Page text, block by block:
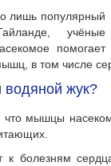
лишь популярный
учёные
помогает
в том числе
водяной жук?
что мышцы
к болезням